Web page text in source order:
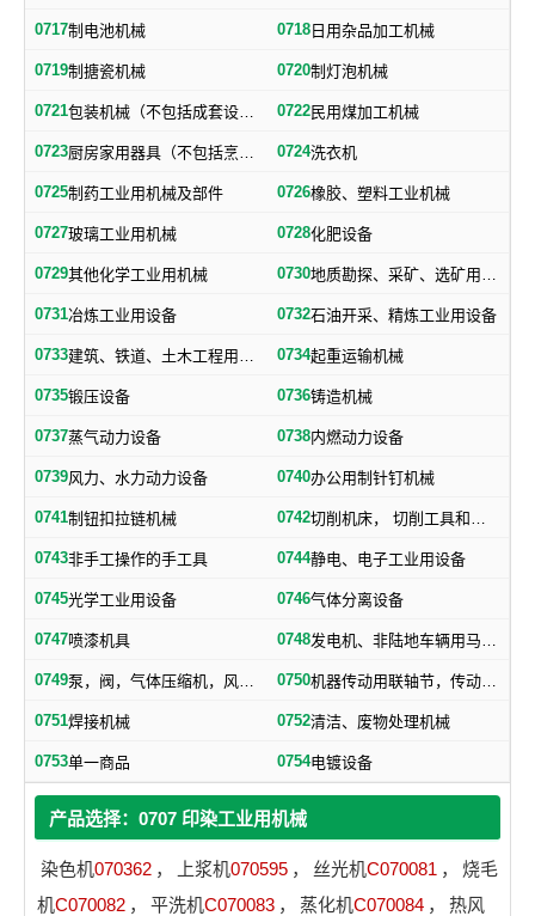
0717制电池机械 0718 日用杂品加工机械
0719制搪瓷机械 0720制灯泡机械
0721 包装机械（不包括成套设备专用包装机械） 0722民用煤加工机械
0723 厨房家用器具（不包括烹调、电气加热设备及厨房手工具） 0724洗衣机
0725制药工业用机械及部件 0726橡胶、塑料工业机械
0727玻璃工业用机械 0728化肥设备
0729其他化学工业用机械 0730 地质勘探、采矿、选矿用机械
0731冶炼工业用设备 0732石油开采、精炼工业用设备
0733 建筑、铁道、土木工程用机械 0734起重运输机械
0735锻压设备 0736铸造机械
0737蒸气动力设备 0738内燃动力设备
0739风力、水力动力设备 0740办公用制针钉机械
0741制钮扣拉链机械 0742 切削机床， 切削工具和其他金属加工机械
0743非手工操作的手工具 0744静电、电子工业用设备
0745光学工业用设备 0746气体分离设备
0747喷漆机具 0748 发电机、非陆地车辆用马达和引擎及其零部件
0749 泵，阀，气体压缩机，风机，，液压元件，气动元件 0750 机器传动用联轴节，传动带及其他机器零部件
0751焊接机械 0752清洁、废物处理机械
0753单一商品 0754电镀设备
产品选择：0707 印染工业用机械
染色机070362 ， 上浆机070595 ， 丝光机C070081 ，
烧毛
机C070082 ， 平洗机C070083 ， 蒸化机C070084 ，
热风